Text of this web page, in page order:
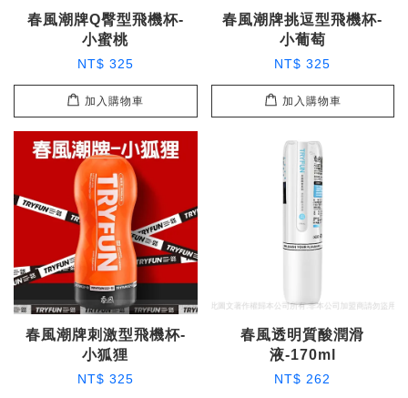
春風潮牌Q臀型飛機杯-
小蜜桃
NT$ 325
加入購物車
春風潮牌挑逗型飛機杯-
小葡萄
NT$ 325
加入購物車
春風潮牌刺激型飛機杯-
小狐狸
NT$ 325
春風透明質酸潤滑
液-170ml
NT$ 262